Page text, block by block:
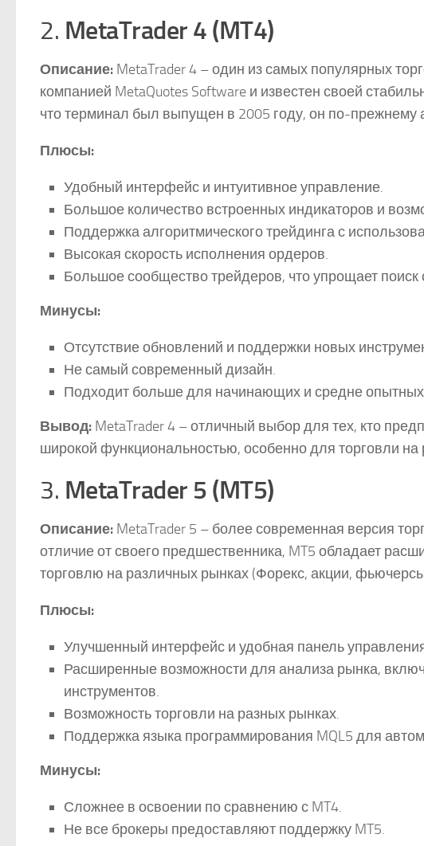
2. MetaTrader 4 (MT4)
Описание: MetaTrader 4 – один из самых популярных
компанией MetaQuotes Software и известен своей
что терминал был выпущен в 2005 году, он по-прежнему
Плюсы:
Удобный интерфейс и интуитивное управление.
Большое количество встроенных индикаторов и
Поддержка алгоритмического трейдинга с
Высокая скорость исполнения ордеров.
Большое сообщество трейдеров, что упрощает поиск
Минусы:
Отсутствие обновлений и поддержки новых
Не самый современный дизайн.
Подходит больше для начинающих и средне
Вывод: MetaTrader 4 – отличный выбор для тех, кто
широкой функциональностью, особенно для торговли на
3. MetaTrader 5 (MT5)
Описание: MetaTrader 5 – более современная версия
отличие от своего предшественника, MT5 обладает
торговлю на различных рынках (Форекс, акции,
Плюсы:
Улучшенный интерфейс и удобная панель
Расширенные возможности для анализа рынка,
инструментов.
Возможность торговли на разных рынках.
Поддержка языка программирования MQL5 для
Минусы:
Сложнее в освоении по сравнению с MT4.
Не все брокеры предоставляют поддержку MT5.